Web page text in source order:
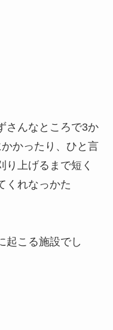
さんなところで3か
かったり、ひと言
り上げるまで短く
くれなっかた
起こる施設でし